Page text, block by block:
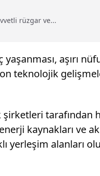
rüzgar ve...
aşırı
teknolojik
tarafından
kaynakları ve
yerleşim alanları